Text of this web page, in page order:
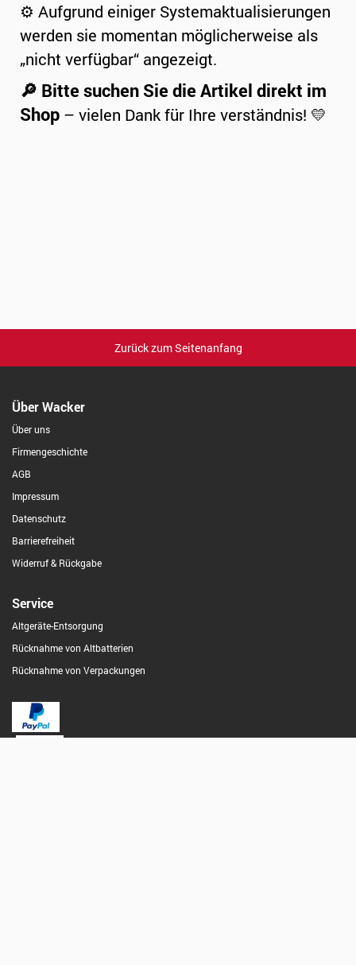
⚙️ Aufgrund einiger Systemaktualisierungen
werden sie momentan möglicherweise als
„nicht verfügbar“ angezeigt.
🔎 Bitte suchen Sie die Artikel direkt im
Shop – vielen Dank für Ihre verständnis! 💛
Zurück zum Seitenanfang
Über Wacker
Über uns
Firmengeschichte
AGB
Impressum
Datenschutz
Barrierefreiheit
Widerruf & Rückgabe
Service
Altgeräte-Entsorgung
Rücknahme von Altbatterien
Rücknahme von Verpackungen